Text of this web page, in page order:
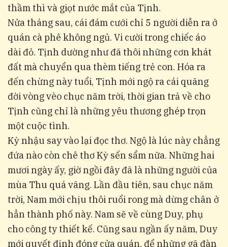
thầm thì và giọt nước mắt của Tịnh.
Nửa tháng sau, cái đám cưới chỉ 5 người diễn ra ở
quán cà phê không ngủ. Vi cười trong chiếc áo
dài đỏ. Tịnh dường như đã thôi những cơn khát
đất mà chuyển qua thèm tiếng trẻ con. Hóa ra
đến chừng này tuổi, Tịnh mới ngộ ra cái quãng
đời vòng vèo chục năm trời, thời gian trả về cho
Tịnh cũng chỉ là những yêu thương ghép trọn
một cuộc tình.
Kỳ nhậu say vào lại đọc thơ. Ngộ là lúc này chẳng
đứa nào còn chê thơ Kỳ sến sẩm nữa. Những hai
mươi ngày ấy, giờ ngồi đây đã là những người của
mùa Thu quá vãng. Lần đầu tiên, sau chục năm
trời, Nam mới chịu thôi ruổi rong mà dừng chân ở
hẳn thành phố này. Nam sẽ về cùng Duy, phụ
cho công ty thiết kế. Cũng sau ngần ấy năm, Duy
mới quyết định đóng cửa quán, để những gã đàn